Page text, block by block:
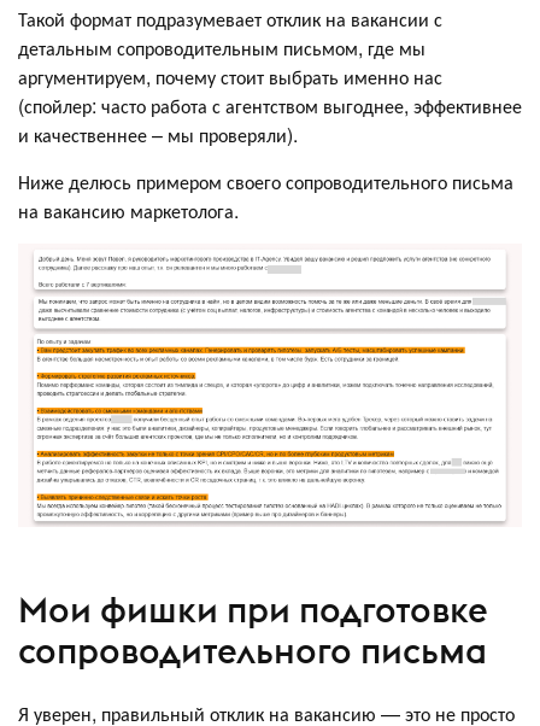
Такой формат подразумевает отклик на вакансии с
детальным сопроводительным письмом, где мы
аргументируем, почему стоит выбрать именно нас
(спойлер: часто работа с агентством выгоднее, эффективнее
и качественнее – мы проверяли).
Ниже делюсь примером своего сопроводительного письма
на вакансию маркетолога.
Мои фишки при подготовке
сопроводительного письма
Я уверен, правильный отклик на вакансию — это не просто